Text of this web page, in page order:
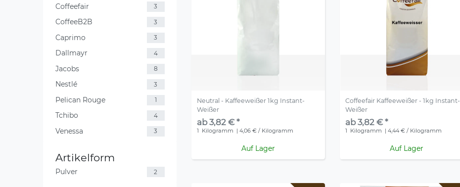
Coffeefair 3
CoffeeB2B 3
Caprimo 3
Dallmayr 4
Jacobs 8
Nestlé 3
Pelican Rouge 1
Tchibo 4
Venessa 3
Artikelform
Pulver 2
Neutral - Kaffeeweißer 1kg Instant-
Weißer
ab 3,82 € *
1 Kilogramm | 4,06 € / Kilogramm
Auf Lager
Coffeefair Kaffeeweißer - 1kg Instant-
Weißer
ab 3,82 € *
1 Kilogramm | 4,44 € / Kilogramm
Auf Lager